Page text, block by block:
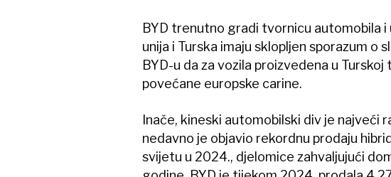
BYD trenutno gradi tvornicu automobila i
unija i Turska imaju sklopljen sporazum
BYD-u da za vozila proizvedena u
povećane europske carine.
Inače, kineski automobilski div je najveći
nedavno je objavio rekordnu prodaju
svijetu u 2024., djelomice zahvaljujući